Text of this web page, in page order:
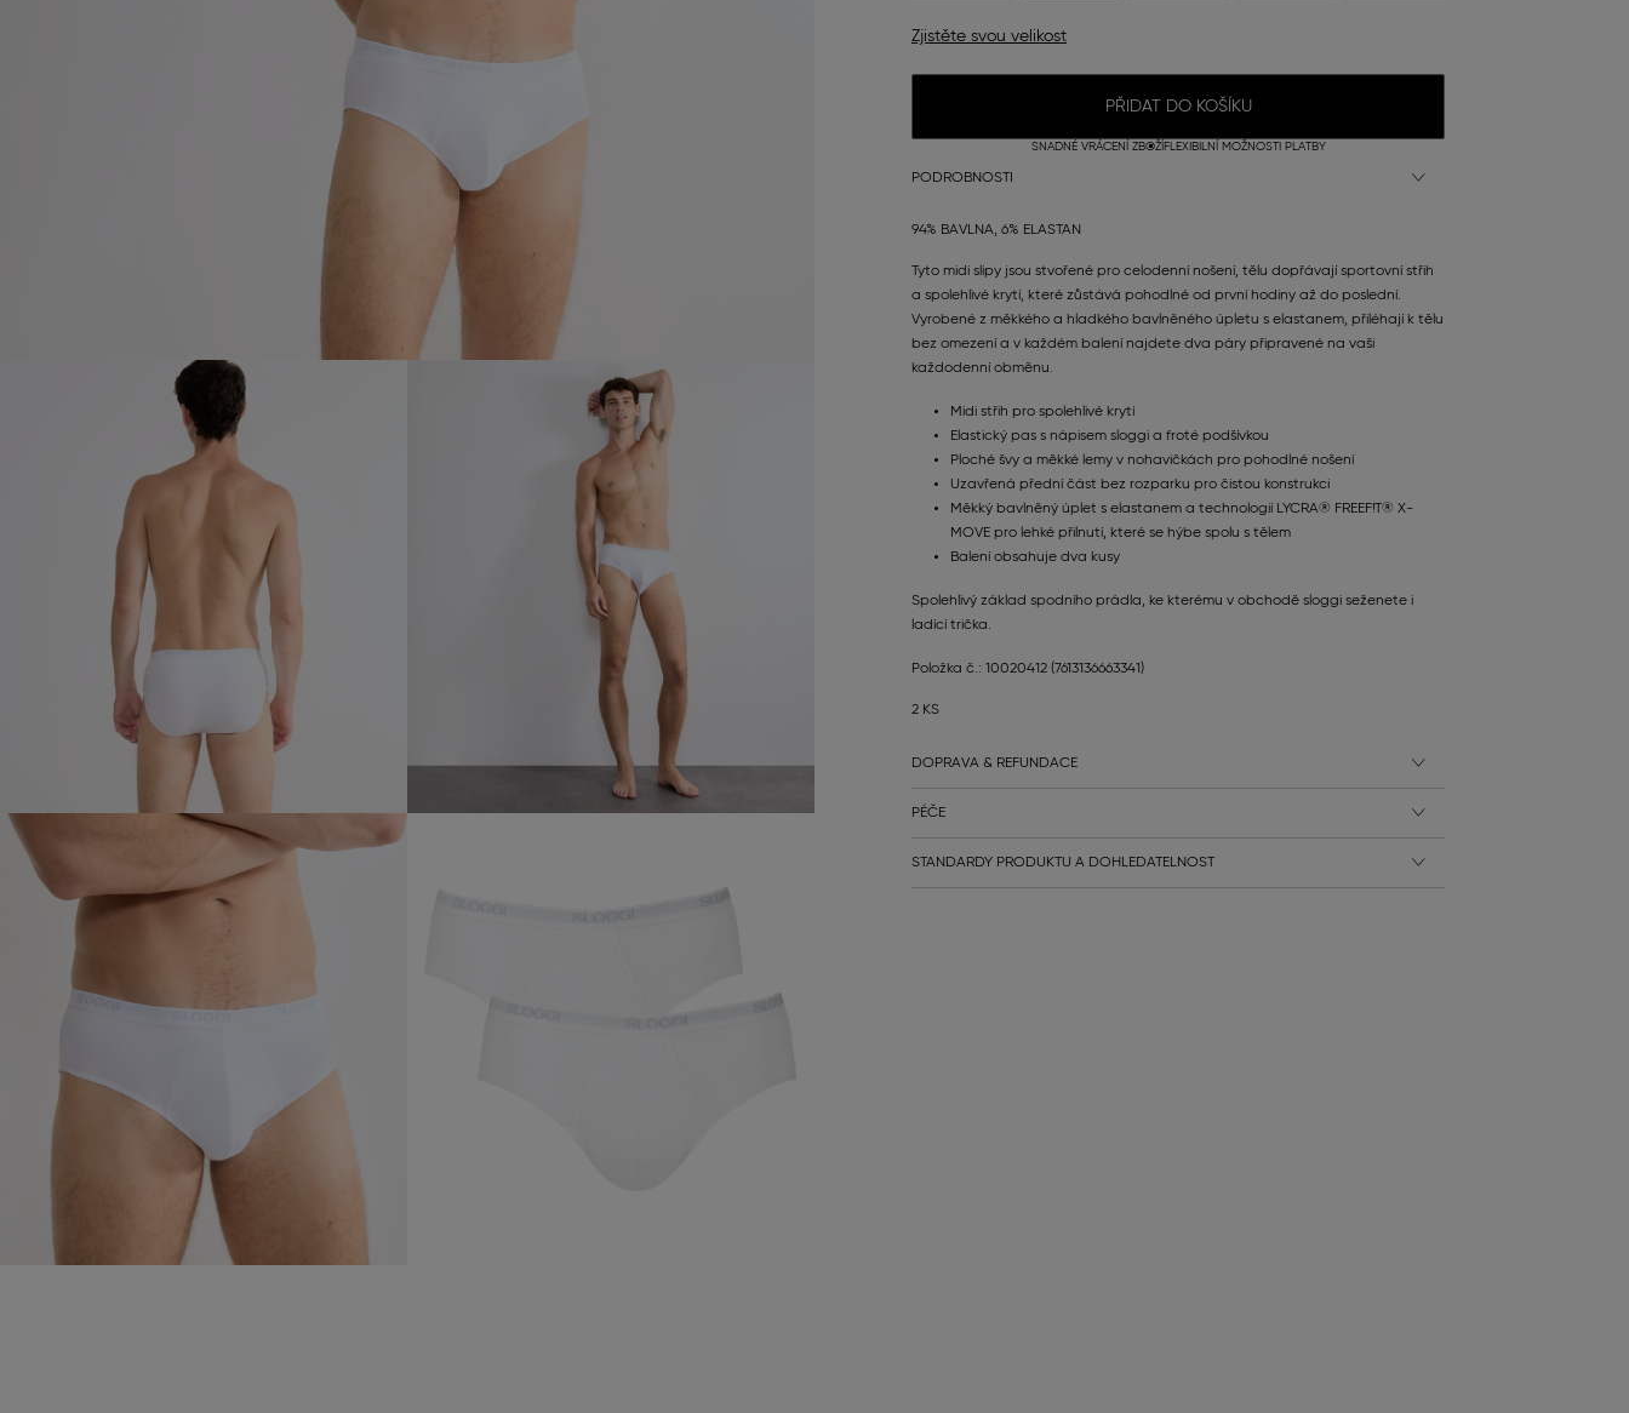
Zjistěte svou velikost
PŘIDAT DO KOŠÍKU
SNADNÉ VRÁCENÍ ZBOŽÍ FLEXIBILNÍ MOŽNOSTI PLATBY
PODROBNOSTI
94% BAVLNA, 6% ELASTAN
Tyto midi slipy jsou stvořené pro celodenní nošení, tělu dopřávají sportovní střih
a spolehlivé krytí, které zůstává pohodlné od první hodiny až do poslední.
Vyrobené z měkkého a hladkého bavlněného úpletu s elastanem, přiléhají k tělu
bez omezení a v každém balení najdete dva páry připravené na vaši
každodenní obměnu.
Midi střih pro spolehlivé krytí
Elastický pas s nápisem sloggi a froté podšívkou
Ploché švy a měkké lemy v nohavičkách pro pohodlné nošení
Uzavřená přední část bez rozparku pro čistou konstrukci
Měkký bavlněný úplet s elastanem a technologií LYCRA® FREEF!T® X-
MOVE pro lehké přilnutí, které se hýbe spolu s tělem
Balení obsahuje dva kusy
Spolehlivý základ spodního prádla, ke kterému v obchodě sloggi seženete i
ladící trička.
Položka č.: 10020412 (7613136663341)
2 KS
DOPRAVA & REFUNDACE
PÉČE
STANDARDY PRODUKTU A DOHLEDATELNOST